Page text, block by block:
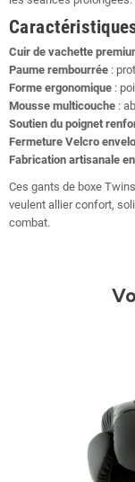
Cuir de vachette
Paume rembourrée :
Forme ergonomique :
Mousse multicouche :
Soutien du poignet
Fermeture Velcro
Fabrication artisanale
Ces gants de boxe
veulent allier confort,
combat.